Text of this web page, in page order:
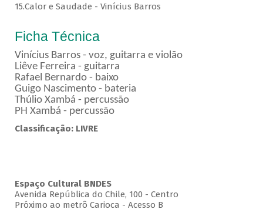
15.Calor e Saudade - Vinícius Barros
Ficha Técnica
Vinícius Barros - voz, guitarra e violão
Liêve Ferreira - guitarra
Rafael Bernardo - baixo
Guigo Nascimento - bateria
Thúlio Xambá - percussão
PH Xambá - percussão
Classificação: LIVRE
Espaço Cultural BNDES
Avenida República do Chile, 100 - Centro
Próximo ao metrô Carioca - Acesso B